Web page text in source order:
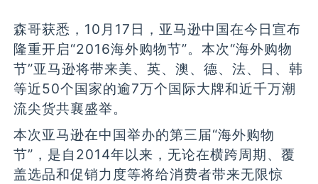
森哥获悉，10月17日，亚马逊中国在今日宣布
隆重开启“2016海外购物节”。本次“海外购物
节”亚马逊将带来美、英、澳、德、法、日、韩
等近50个国家的逾7万个国际大牌和近千万潮
流尖货共襄盛举。
本次亚马逊在中国举办的第三届“海外购物
节”，是自2014年以来，无论在横跨周期、覆
盖选品和促销力度等将给消费者带来无限惊